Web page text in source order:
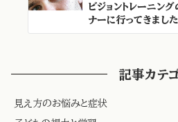
ビジョントレーニング
ナーに行ってきました
記事カテ
見え方のお悩みと症状